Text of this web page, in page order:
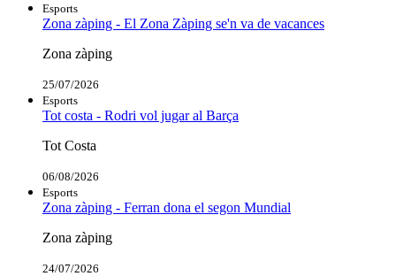
Esports
Zona zàping - El Zona Zàping se'n va de vacances
Zona zàping
25/07/2026
Esports
Tot costa - Rodri vol jugar al Barça
Tot Costa
06/08/2026
Esports
Zona zàping - Ferran dona el segon Mundial
Zona zàping
24/07/2026